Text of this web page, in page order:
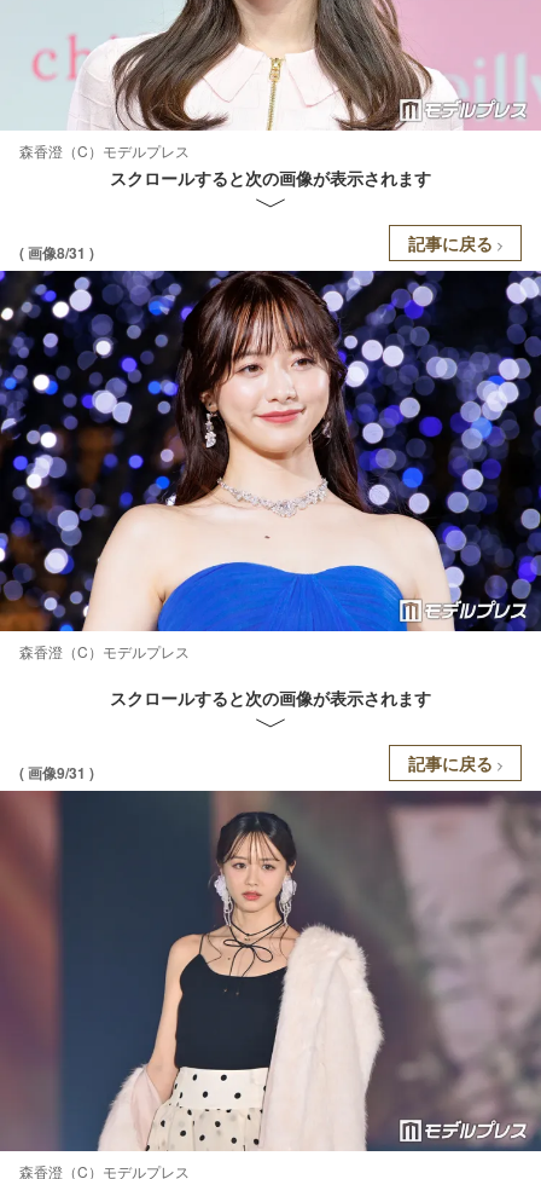
森香澄（C）モデルプレス
スクロールすると次の画像が表示されます
( 画像8/31 ) 記事に戻る
森香澄（C）モデルプレス
スクロールすると次の画像が表示されます
( 画像9/31 ) 記事に戻る
森香澄（C）モデルプレス